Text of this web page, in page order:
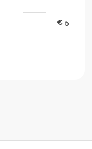
€ 5